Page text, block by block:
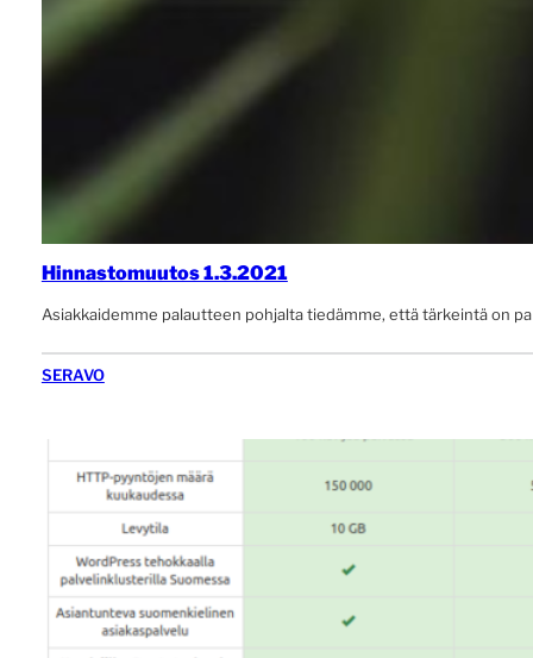
Hinnastomuutos 1.3.2021
Asiakkaidemme palautteen pohjalta tiedämme, että tärkeintä on
SERAVO